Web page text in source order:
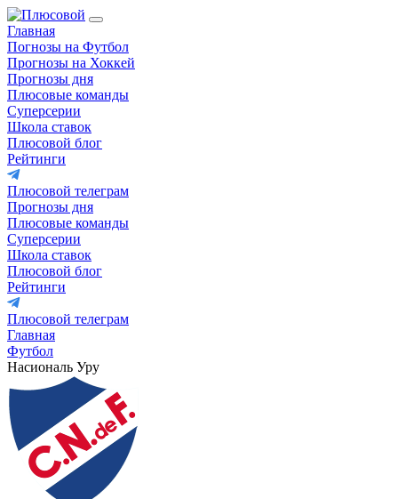
Главная
Погнозы на Футбол
Прогнозы на Хоккей
Прогнозы дня
Плюсовые команды
Суперсерии
Школа ставок
Плюсовой блог
Рейтинги
Плюсовой телеграм
Прогнозы дня
Плюсовые команды
Суперсерии
Школа ставок
Плюсовой блог
Рейтинги
Плюсовой телеграм
Главная
Футбол
Насиональ Уру